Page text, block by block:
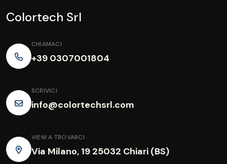
Colortech Srl
CHIAMACI
+39 0307001804
SCRIVICI
info@colortechsrl.com
VIENI A TROVARCI
Via Milano, 19 25032 Chiari (BS)